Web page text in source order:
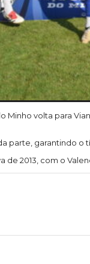
Minho volta para
parte, garantindo o
de 2013, com o